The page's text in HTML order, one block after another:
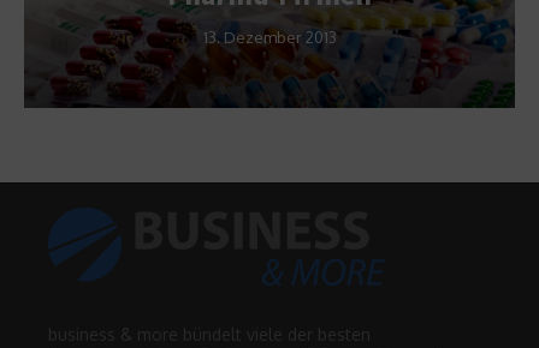
13. Dezember 2013
business & more bündelt viele der besten